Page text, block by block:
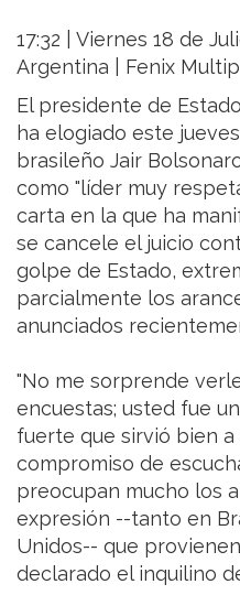
17:32 | Viernes 18 de
Argentina | Fenix
El presidente de
ha elogiado este
brasileño Jair
como "líder muy
carta en la que ha
se cancele el juicio
golpe de Estado,
parcialmente los
anunciados
"No me sorprende
encuestas; usted fue
fuerte que sirvió bien a
compromiso de
preocupan mucho los
expresión --tanto en
Unidos-- que
declarado el inquilino